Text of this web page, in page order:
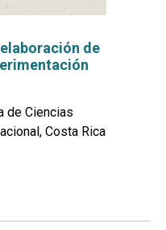
de
de Ciencias
Costa Rica